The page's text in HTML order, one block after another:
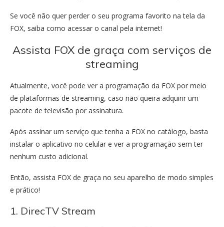
Se você não quer perder o seu programa favorito na tela da
FOX, saiba como acessar o canal pela internet!
Assista FOX de graça com serviços de
streaming
Atualmente, você pode ver a programação da FOX por meio
de plataformas de streaming, caso não queira adquirir um
pacote de televisão por assinatura.
Após assinar um serviço que tenha a FOX no catálogo, basta
instalar o aplicativo no celular e ver a programação sem ter
nenhum custo adicional.
Então, assista FOX de graça no seu aparelho de modo simples
e prático!
1. DirecTV Stream